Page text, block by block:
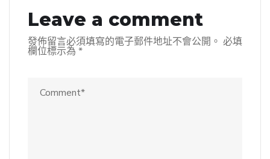
Leave a comment
發佈留言必須填寫的電子郵件地址不會公開。 必填
欄位標示為 *